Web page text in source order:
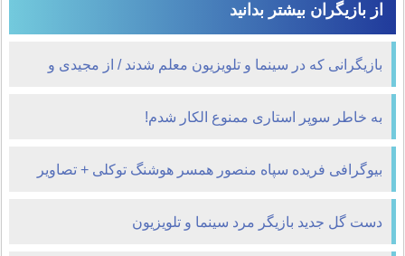
از بازیگران بیشتر بدانید
بازیگرانی که در سینما و تلویزیون معلم شدند / از مجیدی و
شکیبایی تا عطاران و نیکی کریمی + جدول
به خاطر سوپر استاری ممنوع الکار شدم!
بیوگرافی فریده سپاه‌ منصور همسر هوشنگ توکلی + تصاویر
دست گل جدید بازیگر مرد سینما و تلویزیون